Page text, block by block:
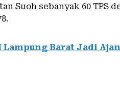
Suoh sebanyak 60 TPS
Lampung Barat Jadi